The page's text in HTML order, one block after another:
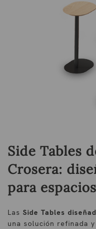
Side Tables
Crosera:
para
Las Side Tables
una solución refinada